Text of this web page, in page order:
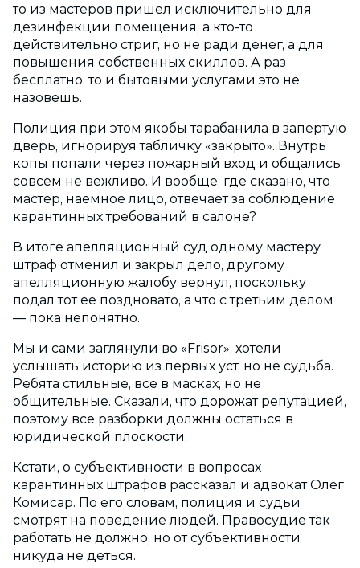
то из мастеров пришел исключительно для
дезинфекции помещения, а кто-то
действительно стриг, но не ради денег, а для
повышения собственных скиллов. А раз
бесплатно, то и бытовыми услугами это не
назовешь.
Полиция при этом якобы тарабанила в запертую
дверь, игнорируя табличку «закрыто». Внутрь
копы попали через пожарный вход и общались
совсем не вежливо. И вообще, где сказано, что
мастер, наемное лицо, отвечает за соблюдение
карантинных требований в салоне?
В итоге апелляционный суд одному мастеру
штраф отменил и закрыл дело, другому
апелляционную жалобу вернул, поскольку
подал тот ее поздновато, а что с третьим делом
— пока непонятно.
Мы и сами заглянули во «Frisor», хотели
услышать историю из первых уст, но не судьба.
Ребята стильные, все в масках, но не
общительные. Сказали, что дорожат репутацией,
поэтому все разборки должны остаться в
юридической плоскости.
Кстати, о субъективности в вопросах
карантинных штрафов рассказал и адвокат Олег
Комисар. По его словам, полиция и судьи
смотрят на поведение людей. Правосудие так
работать не должно, но от субъективности
никуда не деться.